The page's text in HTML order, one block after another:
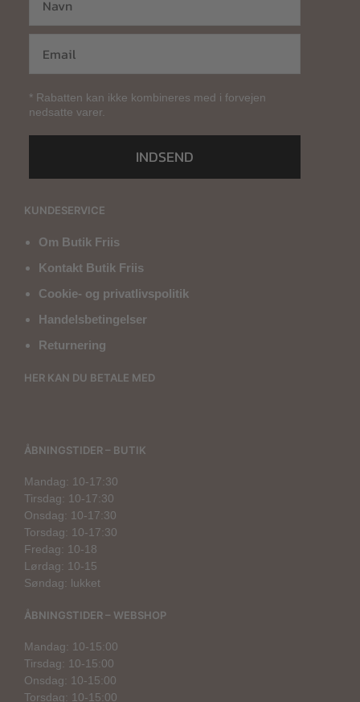
* Rabatten kan ikke kombineres med i forvejen
nedsatte varer.
INDSEND
KUNDESERVICE
Om Butik Friis
Kontakt Butik Friis
Cookie- og privatlivspolitik
Handelsbetingelser
Returnering
HER KAN DU BETALE MED
ÅBNINGSTIDER – BUTIK
Mandag: 10-17:30
Tirsdag: 10-17:30
Onsdag: 10-17:30
Torsdag: 10-17:30
Fredag: 10-18
Lørdag: 10-15
Søndag: lukket
ÅBNINGSTIDER – WEBSHOP
Mandag: 10-15:00
Tirsdag: 10-15:00
Onsdag: 10-15:00
Torsdag: 10-15:00